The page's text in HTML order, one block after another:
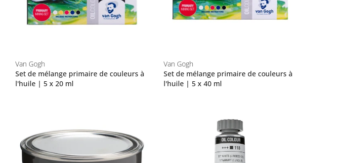
Van Gogh
Set de mélange primaire de couleurs à
l'huile | 5 x 20 ml
Van Gogh
Set de mélange primaire de couleurs à
l'huile | 5 x 40 ml